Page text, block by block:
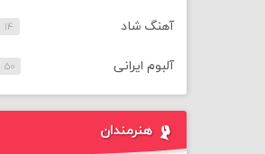
آهنگ شاد ۱۴
آلبوم ایرانی ۵۰
هنرمندان